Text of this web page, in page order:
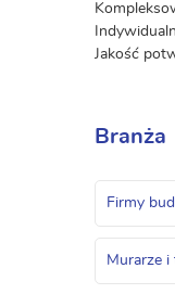
Jakość
Branża
Firmy
Murarze i